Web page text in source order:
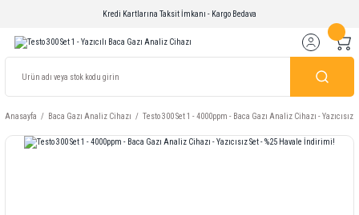
Kredi Kartlarına Taksit İmkanı - Kargo Bedava
Anasayfa Baca Gazı Analiz Cihazı Testo 300 Set 1 - 4000ppm - Baca Gazı Analiz Cihazı -